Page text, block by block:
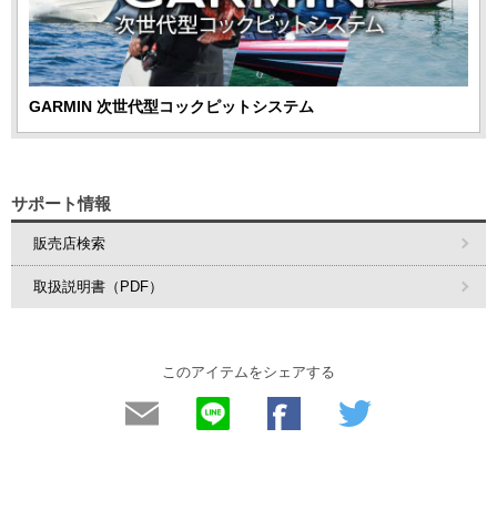
GARMIN 次世代型コックピットシステム
サポート情報
販売店検索
取扱説明書（PDF）
このアイテムをシェアする